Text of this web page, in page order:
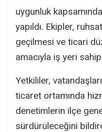
uygunluk
yapıldı. Ekipler,
geçilmesi ve ticari
amacıyla iş yeri
Yetkililer,
ticaret ortamında
denetimlerin ilçe
sürdürüleceğini